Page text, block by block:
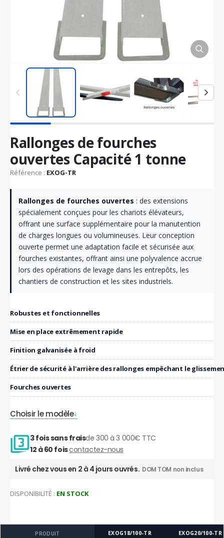
au
début
de
la
d’images
Rallonges de fourches
ouvertes Capacité 1 tonne
Référence : EXOG-TR
Rallonges de fourches ouvertes : des extensions
spécialement conçues pour les chariots élévateurs,
offrant une surface supplémentaire pour la manutention
de charges longues ou volumineuses. Leur conception
ouverte permet une adaptation facile et sécurisée aux
fourches existantes, offrant ainsi une polyvalence accrue
lors des opérations de levage dans les entrepôts, les
chantiers de construction et les sites industriels.
Robustes et fonctionnelles
Mise en place extrêmement rapide
Finition galvanisée à froid
Étrier de sécurité à l'arrière des rallonges empêchant le
Fourches ouvertes
Choisir le modèle
3 fois sans fraisde 300 à 3 000€ TTC
12 à 60 foiscontactez-nous
Livré chez vous en 2 à 4 jours ouvrés. DOM TOM non inclus
DISPONIBILITÉ : EN STOCK
PRODUIT EXOG18/100-TR EXOG20/100-TR